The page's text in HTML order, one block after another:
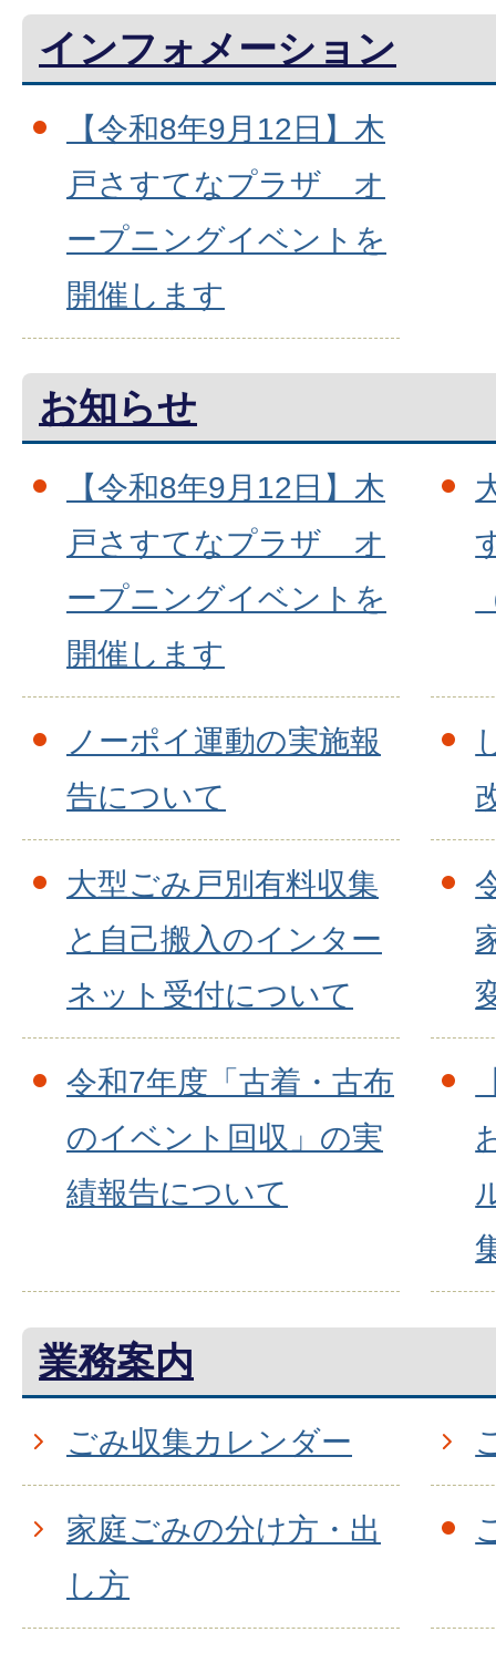
インフォメーション
【令和8年9月12日】木
戸さすてなプラザ オ
ープニングイベントを
開催します
お知らせ
【令和8年9月12日】木
戸さすてなプラザ オ
ープニングイベントを
開催します
ノーポイ運動の実施報
告について
大型ごみ戸別有料収集
と自己搬入のインター
ネット受付について
令和7年度「古着・古布
のイベント回収」の実
績報告について
業務案内
ごみ収集カレンダー
家庭ごみの分け方・出
し方